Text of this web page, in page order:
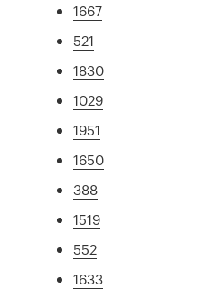
1667
521
1830
1029
1951
1650
388
1519
552
1633